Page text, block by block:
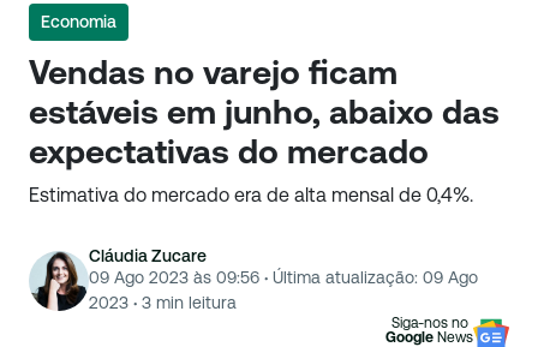
Economia
Vendas no varejo ficam
estáveis em junho, abaixo das
expectativas do mercado
Estimativa do mercado era de alta mensal de 0,4%.
Cláudia Zucare
09 Ago 2023 às 09:56 · Última atualização: 09 Ago
2023 · 3 min leitura
Siga-nos no
Google News